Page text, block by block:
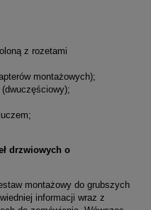
z rozetami
montażowych);
drzwiowych o
montażowy do grubszych
informacji wraz z